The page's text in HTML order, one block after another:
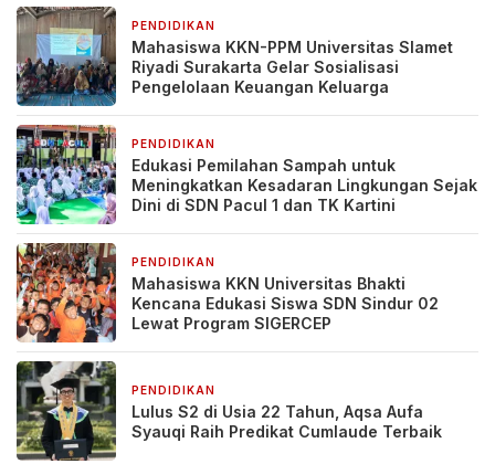
PENDIDIKAN
Mahasiswa KKN-PPM Universitas Slamet
Riyadi Surakarta Gelar Sosialisasi
Pengelolaan Keuangan Keluarga
PENDIDIKAN
Edukasi Pemilahan Sampah untuk
Meningkatkan Kesadaran Lingkungan Sejak
Dini di SDN Pacul 1 dan TK Kartini
PENDIDIKAN
Mahasiswa KKN Universitas Bhakti
Kencana Edukasi Siswa SDN Sindur 02
Lewat Program SIGERCEP
PENDIDIKAN
Lulus S2 di Usia 22 Tahun, Aqsa Aufa
Syauqi Raih Predikat Cumlaude Terbaik